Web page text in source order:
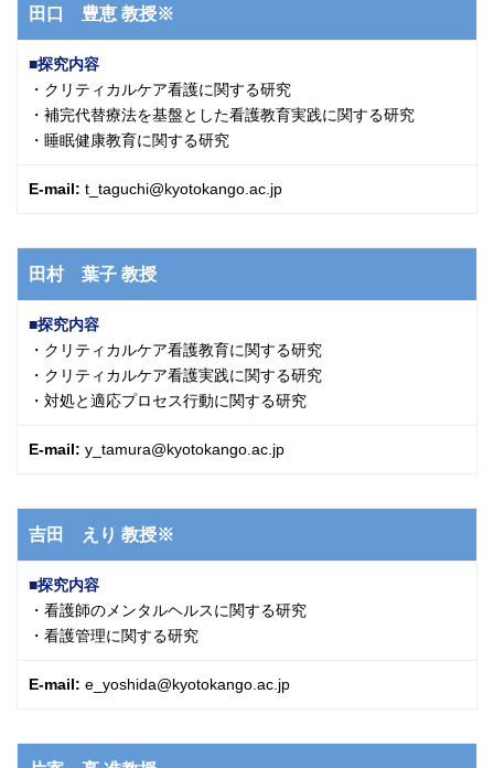
田口 豊恵 教授※
探究内容
・クリティカルケア看護に関する研究
・補完代替療法を基盤とした看護教育実践に関する研究
・睡眠健康教育に関する研究
E-mail: t_taguchi@kyotokango.ac.jp
田村 葉子 教授
探究内容
・クリティカルケア看護教育に関する研究
・クリティカルケア看護実践に関する研究
・対処と適応プロセス行動に関する研究
E-mail: y_tamura@kyotokango.ac.jp
吉田 えり 教授※
探究内容
・看護師のメンタルヘルスに関する研究
・看護管理に関する研究
E-mail: e_yoshida@kyotokango.ac.jp